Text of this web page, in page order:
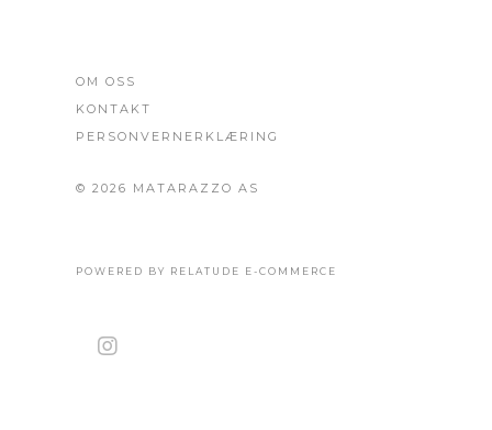
OM OSS
KONTAKT
PERSONVERNERKLÆRING
© 2026 MATARAZZO AS
POWERED BY RELATUDE E-COMMERCE